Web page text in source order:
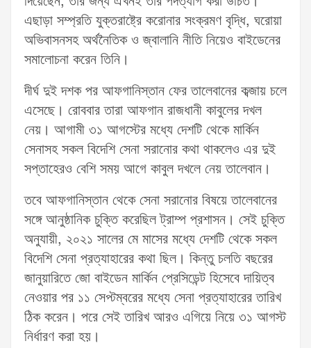
এছাড়া সম্প্রতি যুক্তরাষ্ট্রে করোনার সংক্রমণ বৃদ্ধি, ঘরোয়া
অভিবাসনসহ অর্থনৈতিক ও জ্বালানি নীতি নিয়েও বাইডেনের
সমালোচনা করেন তিনি।
দীর্ঘ দুই দশক পর আফগানিস্তান ফের তালেবানের কব্জায় চলে
এসেছে। রোববার তারা আফগান রাজধানী কাবুলের দখল
নেয়। আগামী ৩১ আগস্টের মধ্যে দেশটি থেকে মার্কিন
সেনাসহ সকল বিদেশি সেনা সরানোর কথা থাকলেও এর দুই
সপ্তাহেরও বেশি সময় আগে কাবুল দখলে নেয় তালেবান।
তবে আফগানিস্তান থেকে সেনা সরানোর বিষয়ে তালেবানের
সঙ্গে আনুষ্ঠানিক চুক্তি করেছিল ট্রাম্প প্রশাসন। সেই চুক্তি
অনুযায়ী, ২০২১ সালের মে মাসের মধ্যে দেশটি থেকে সকল
বিদেশি সেনা প্রত্যাহারের কথা ছিল। কিন্তু চলতি বছরের
জানুয়ারিতে জো বাইডেন মার্কিন প্রেসিডেন্ট হিসেবে দায়িত্ব
নেওয়ার পর ১১ সেপ্টম্বরের মধ্যে সেনা প্রত্যাহারের তারিখ
ঠিক করেন। পরে সেই তারিখ আরও এগিয়ে নিয়ে ৩১ আগস্ট
নির্ধারণ করা হয়।